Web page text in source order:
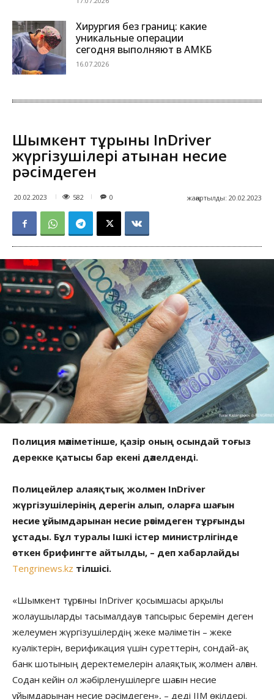
Хирургия без границ: какие
уникальные операции
сегодня выполняют в АМКБ
16.07.2026